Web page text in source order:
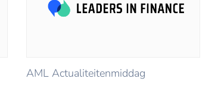
AML Actualiteitenmiddag